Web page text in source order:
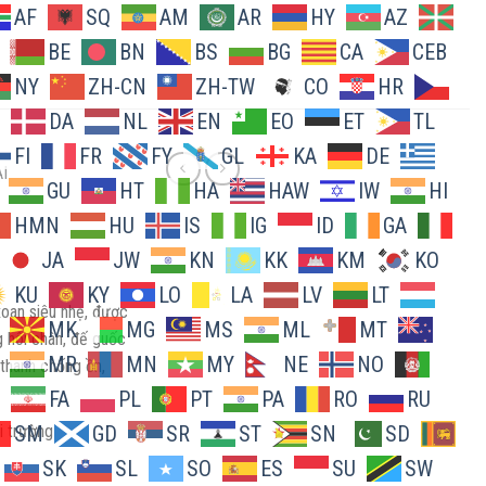
AF SQ AM AR HY
AZ
BE BN BS BG CA
CEB
NY
ZH-CN ZH-TW CO
HR
DA NL EN EO ET
TL
FI
FR FY GL KA
DE
GU HT HA HAW IW
HI
HMN
HU IS IG ID
GA
JA JW KN KK KM
KO
KU
KY LO LA LV
LT
MK MG MS ML
MT
MR MN MY NE
NO
FA PL PT PA RO
RU
SM
GD SR ST SN
SD
SK SL SO ES SU
SW
siêu nhẹ, được
chân, đế guốc
chống ồn,
trường